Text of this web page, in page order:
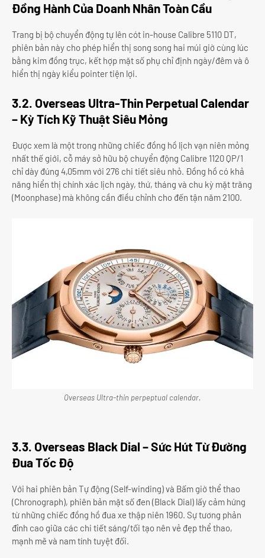
Đồng Hành Của Doanh Nhân Toàn Cầu
Trang bị bộ chuyển động tự lên cót in-house Calibre 5110 DT,
phiên bản này cho phép hiển thị song song hai múi giờ cùng lúc
bằng kim đồng trục, kết hợp mặt số phụ chỉ định ngày/đêm và ô
hiển thị ngày kiểu pointer tiện lợi.
3.2. Overseas Ultra-Thin Perpetual Calendar
– Kỳ Tích Kỹ Thuật Siêu Mỏng
Được xem là một trong những chiếc đồng hồ lịch vạn niên mỏng
nhất thế giới, cỗ máy sở hữu bộ chuyển động Calibre 1120 QP/1
chỉ dày đúng 4,05mm với 276 chi tiết siêu nhỏ. Đồng hồ có khả
năng hiển thị chính xác lịch ngày, thứ, tháng và chu kỳ mặt trăng
(Moonphase) mà không cần điều chỉnh cho đến tận năm 2100.
Overseas Ultra-thin perpeptual calendar.
3.3. Overseas Black Dial – Sức Hút Từ Đường
Đua Tốc Độ
Với hai phiên bản Tự động (Self-winding) và Bấm giờ thể thao
(Chronograph), phiên bản mặt số đen (Black Dial) lấy cảm hứng
từ những chiếc đồng hồ đua xe thập niên 1960. Sự tương phản
đỉnh cao giữa các chi tiết sáng/tối tạo nên vẻ đẹp thể thao,
mạnh mẽ và nam tính tuyệt đối.